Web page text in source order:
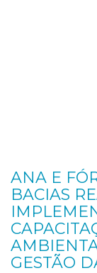
ANA E
BACIAS
GESTÃO